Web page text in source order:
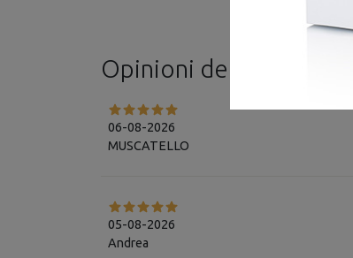
Opinioni dei clienti
06-08-2026
MUSCATELLO
05-08-2026
Andrea